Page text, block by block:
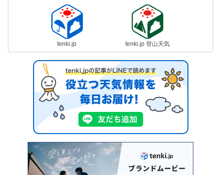
tenki.jp tenki.jp 登山天気